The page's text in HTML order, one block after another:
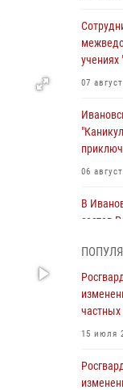
учениях
07
06
В
состав
В
В
частных
15 июля